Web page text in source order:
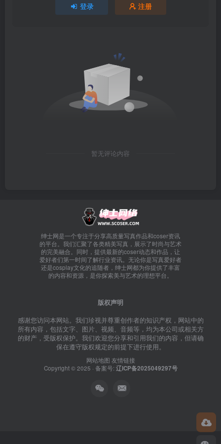
登录 注册
暂无评论内容
绅士网是一个专注于分享高质量写真作品和coser资讯
的平台。我们汇聚了各类精美写真，展示了时尚与艺术
的完美融合。同时，提供最新的coser动态和作品，让
爱好者们第一时间了解行业资讯。无论你是写真爱好者
还是cosplay文化的追随者，绅士网都为你提供了丰富
的内容和资源，是你探索美与艺术的理想平台。
版权声明
感谢您访问本网站。我们珍视并尊重创作者的知识产权，网站中的
所有内容，包括文字、图片、视频、音频等，均为本公司或相关方
的财产，受版权保护。我们欢迎您分享和引用我们的内容，但请确
保在遵守版权规定的前提下进行使用。
网站地图 友情链接
Copyright © 2025 · 备案号: 辽ICP备2025049297号